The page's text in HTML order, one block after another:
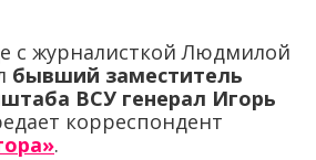
с журналисткой Людмилой
бывший заместитель
ВСУ генерал Игорь
корреспондент
.